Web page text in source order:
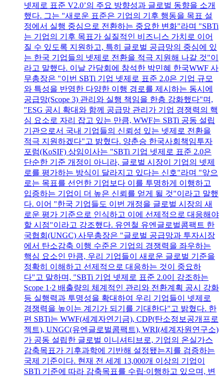
넷제로 표준 V2.0’의 주요 방향성과 글로벌 동향을 소개
했다. 그는 "새로운 표준은 기업의 기후 행동을 목표 설
정에서 실행 중심으로 전환하는 중요한 변화"라며 "SBTi
는 기업의 기후 목표가 실질적인 비즈니스 가치로 이어
질 수 있도록 지원하고, 특히 글로벌 공급망의 중심에 있
는 한국 기업들의 넷제로 전환을 적극 지원해 나갈 것"이
라고 말했다. 이날 간담회에 참석한 박민혜 한국WWF 사
무총장은 "이번 SBTi 기업 넷제로 표준 2.0은 기업 규모
와 특성을 반영한 다양한 이행 경로를 제시하는 동시에
공급망(Scope 3) 관리와 실행 책임을 한층 강화했다"며,
"ESG 공시 확대와 함께 공급망 관리가 기업 경쟁력의 핵
심 요소로 자리 잡고 있는 만큼, WWF는 SBTi 공동 설립
기관으로서 국내 기업들의 신뢰성 있는 넷제로 전환을
적극 지원하겠다"고 밝혔다. 양춘승 한국사회책임투자
포럼(KoSIF) 상임이사는 "SBTi 기업 넷제로 표준 2.0은
단순한 기준 개정이 아니라, 글로벌 시장이 기업의 넷제
로를 평가하는 방식이 달라지고 있다는 신호"라며 "앞으
로는 목표를 선언한 기업보다 이를 투명하게 이행하고
입증하는 기업이 더 높은 신뢰를 얻게 될 것"이라고 말했
다. 이어 "한국 기업들도 이번 개정을 글로벌 시장의 새
로운 평가 기준으로 인식하고 이에 선제적으로 대응해야
할 시점"이라고 강조했다. 유연철 유엔글로벌콤팩트 한
국협회(UNGC) 사무총장은 "글로벌 공급망과 투자시장
에서 탄소감축 이행 수준은 기업의 경쟁력을 좌우하는
핵심 요소인 만큼, 우리 기업들이 새로운 글로벌 기준을
정확히 이해하고 선제적으로 대응하는 것이 중요하
다"고 말하며, "SBTi 기업 넷제로 표준 2.0이 강조하는
Scope 1·2 배출량의 체계적인 관리와 전환계획 공시 강화
등 실행력과 투명성을 확대하여 우리 기업들이 넷제로
경쟁력을 높이는 계기가 되기를 기대한다"고 밝혔다. 한
편 SBTi는 WWF(세계자연기금), CDP(탄소정보공개프로
젝트), UNGC(유엔글로벌콤팩트), WRI(세계자원연구소)
가 공동 설립한 글로벌 이니셔티브로, 기업의 온실가스
감축목표가 기후과학에 기반해 설정됐는지를 검증하는
국제 기준이다. 현재 전 세계 13,000개 이상의 기업이
SBTi 기준에 따라 감축목표를 수립∙이행하고 있으며, 변